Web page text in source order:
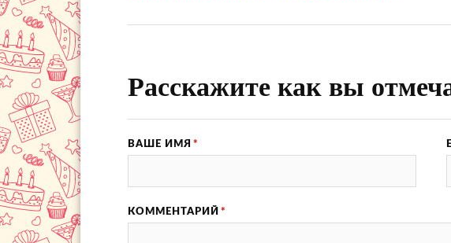
Расскажите как вы
ВАШЕ ИМЯ *
КОММЕНТАРИЙ *